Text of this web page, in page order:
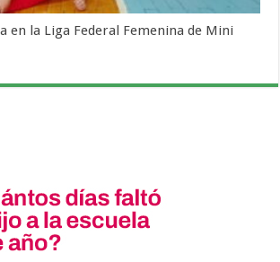
en la Liga Federal Femenina de Mini